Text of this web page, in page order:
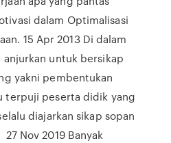
dalam Optimalisasi
15 Apr 2013 Di dalam
untuk bersikap
yakni pembentukan
terpuji peserta didik yang
diajarkan sikap sopan
Nov 2019 Banyak